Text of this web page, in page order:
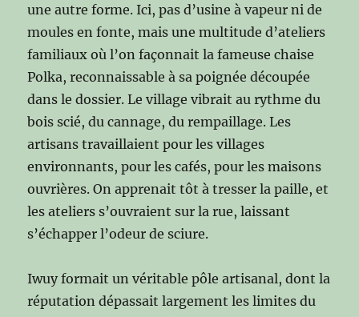
une autre forme. Ici, pas d’usine à vapeur ni de
moules en fonte, mais une multitude d’ateliers
familiaux où l’on façonnait la fameuse chaise
Polka, reconnaissable à sa poignée découpée
dans le dossier. Le village vibrait au rythme du
bois scié, du cannage, du rempaillage. Les
artisans travaillaient pour les villages
environnants, pour les cafés, pour les maisons
ouvrières. On apprenait tôt à tresser la paille, et
les ateliers s’ouvraient sur la rue, laissant
s’échapper l’odeur de sciure.
Iwuy formait un véritable pôle artisanal, dont la
réputation dépassait largement les limites du